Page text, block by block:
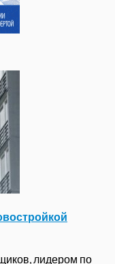
лидером по